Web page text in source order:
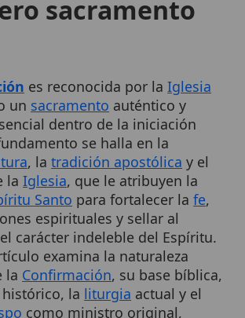
dentro de la iniciación
se halla en la
, latradición apostólicay el
Iglesia, que le atribuyen la
Santopara fortalecer la fe,
espirituales y sellar al
carácter indeleble del Espíritu.
examina la naturaleza
Confirmación, su base bíblica,
laliturgiaactual y el
como ministro original,
visión completa y actualizada
.